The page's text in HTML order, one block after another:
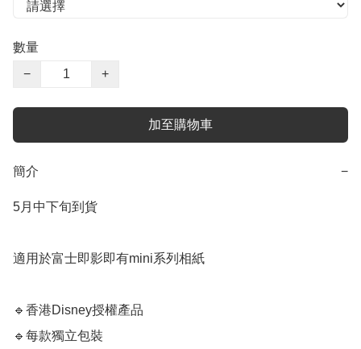
數量
−
+
加至購物車
簡介 −
5月中下旬到貨
適用於富士即影即有mini系列相紙
🔹香港Disney授權產品
🔹每款獨立包裝